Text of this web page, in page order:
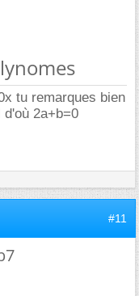
tu remarques bien
2a+b=0
#11